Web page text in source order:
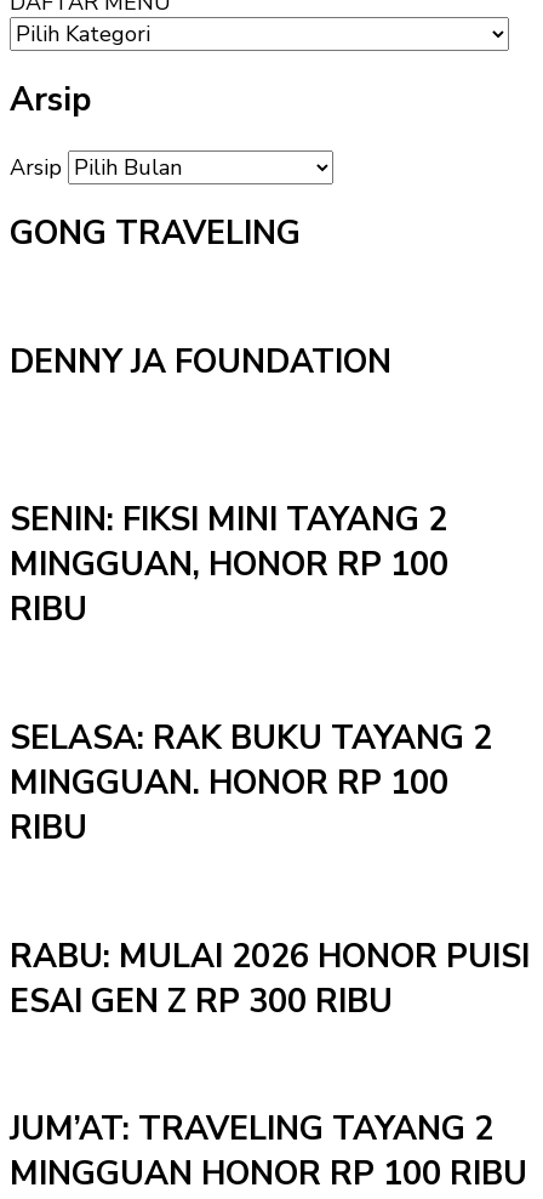
Arsip
Arsip
GONG TRAVELING
DENNY JA FOUNDATION
SENIN: FIKSI MINI TAYANG 2
MINGGUAN, HONOR RP 100
RIBU
SELASA: RAK BUKU TAYANG 2
MINGGUAN. HONOR RP 100
RIBU
RABU: MULAI 2026 HONOR PUISI
ESAI GEN Z RP 300 RIBU
JUM’AT: TRAVELING TAYANG 2
MINGGUAN HONOR RP 100 RIBU